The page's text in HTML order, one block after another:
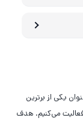
یکی از برترین
می‌کنیم. هدف